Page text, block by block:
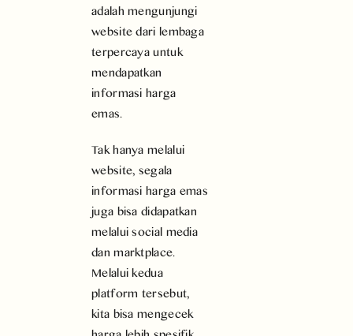
adalah mengunjungi
website dari lembaga
terpercaya untuk
mendapatkan
informasi harga
emas.
Tak hanya melalui
website, segala
informasi harga emas
juga bisa didapatkan
melalui social media
dan marktplace.
Melalui kedua
platform tersebut,
kita bisa mengecek